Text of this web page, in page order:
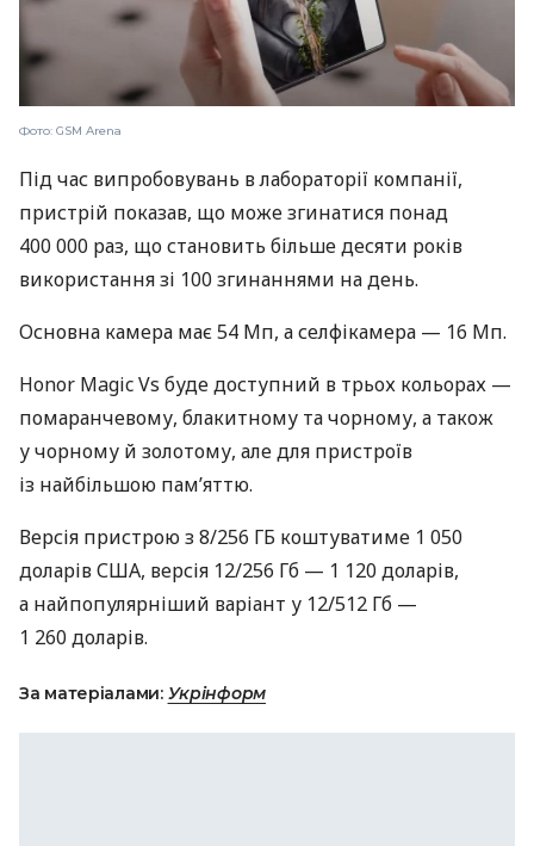
Фото: GSM Arena
Під час випробовувань в лабораторії компанії,
пристрій показав, що може згинатися понад
400 000 раз, що становить більше десяти років
використання зі 100 згинаннями на день.
Основна камера має 54 Мп, а селфікамера — 16 Мп.
Honor Magic Vs буде доступний в трьох кольорах —
помаранчевому, блакитному та чорному, а також
у чорному й золотому, але для пристроїв
із найбільшою пам’яттю.
Версія пристрою з 8/256 ГБ коштуватиме 1 050
доларів США, версія 12/256 Гб — 1 120 доларів,
а найпопулярніший варіант у 12/512 Гб —
1 260 доларів.
За матеріалами: Укрінформ